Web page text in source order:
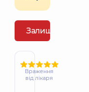
Залишити відгук
Враження
від лікаря